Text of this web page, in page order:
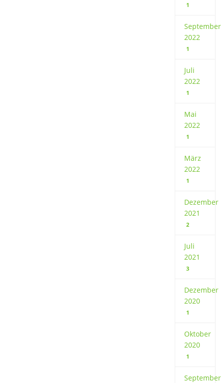
1
September
2022
1
Juli
2022
1
Mai
2022
1
März
2022
1
Dezember
2021
2
Juli
2021
3
Dezember
2020
1
Oktober
2020
1
September